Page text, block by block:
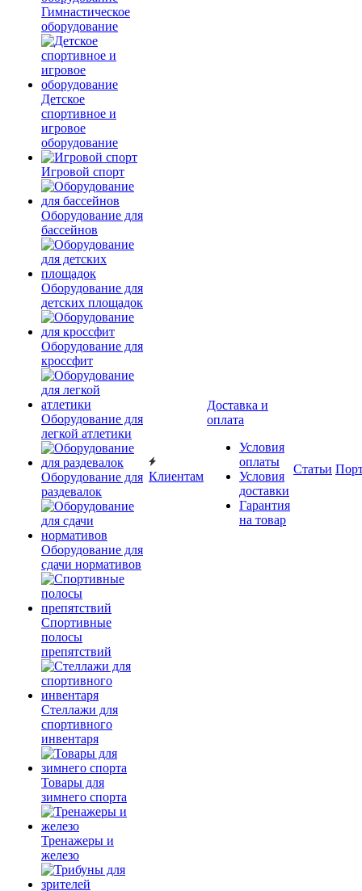
Гимнастическое
оборудование
Детское
спортивное и
игровое
оборудование
Игровой спорт
Оборудование для
бассейнов
Оборудование для
детских площадок
Оборудование для
кроссфит
Оборудование для
легкой атлетики
Оборудование для
раздевалок
Оборудование для
сдачи нормативов
Спортивные
полосы
препятствий
Стеллажи для
спортивного
инвентаря
Товары для
зимнего спорта
Тренажеры и
железо
Клиентам
Доставка и
оплата
Условия
оплаты
Условия
доставки
Гарантия
на товар
Статьи